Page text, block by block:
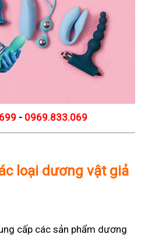
- 0969.833.069
loại dương vật giả
cấp các sản phẩm dương